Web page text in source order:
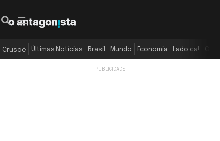
Crusoé Últimas Notícias Brasil Mundo Economia Lado oa!